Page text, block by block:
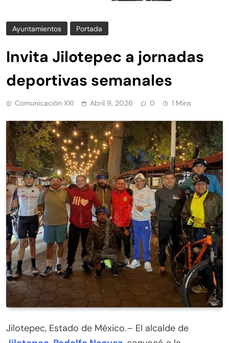
Ayuntamientos Portada
Invita Jilotepec a jornadas
deportivas semanales
Comunicación XXI Abril 9, 2026 0 1 Mins
Jilotepec, Estado de México.– El alcalde de